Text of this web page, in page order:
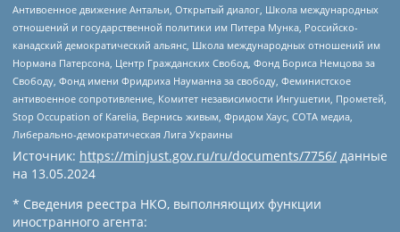
Антивоенное движение Антальи, Открытый диалог, Школа международных
отношений и государственной политики им Питера Мунка, Российско-
канадский демократический альянс, Школа международных отношений им
Нормана Патерсона, Центр Гражданских Свобод, Фонд Бориса Немцова за
Свободу, Фонд имени Фридриха Науманна за свободу, Феминистское
антивоенное сопротивление, Комитет независимости Ингушетии, Прометей,
Stop Occupation of Karelia, Вернись живым, Фридом Хаус, СОТА медиа,
Либерально-демократическая Лига Украины
Источник: https://minjust.gov.ru/ru/documents/7756/ данные
на 13.05.2024
* Сведения реестра НКО, выполняющих функции
иностранного агента: